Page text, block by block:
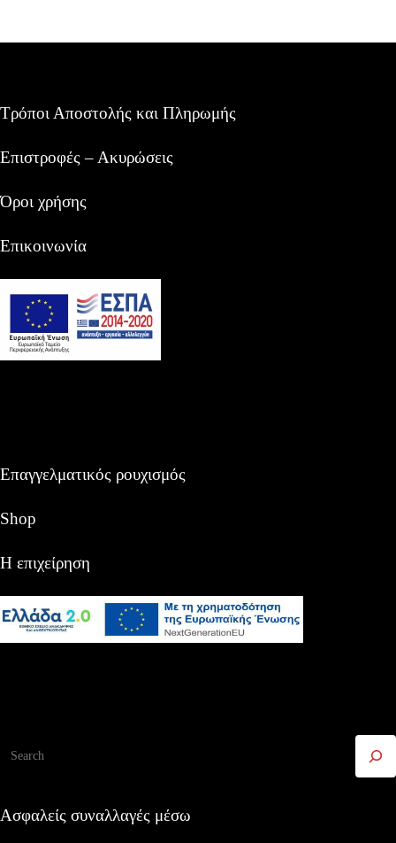
Τρόποι Αποστολής και Πληρωμής
Επιστροφές – Ακυρώσεις
Όροι χρήσης
Επικοινωνία
Επαγγελματικός ρουχισμός
Shop
Η επιχείρηση
Ασφαλείς συναλλαγές μέσω